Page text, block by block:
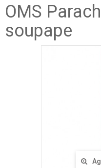
OMS
soupape